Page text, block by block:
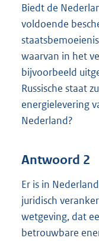
Biedt de
voldoende
waarvan in het
bijvoorbeeld
Russische staat
energielevering
Nederland?
Antwoord 2
Er is in
juridisch
wetgeving, dat
betrouwbare